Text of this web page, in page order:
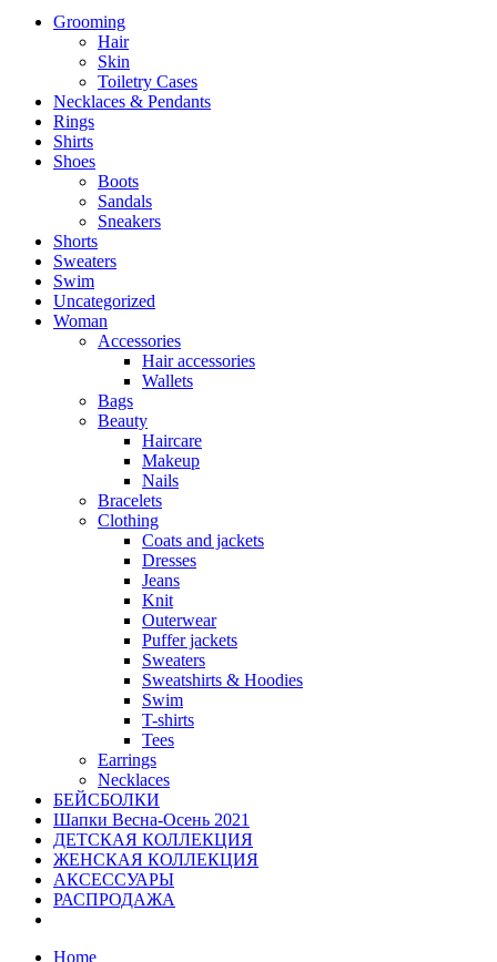
Grooming
Hair
Skin
Toiletry Cases
Necklaces & Pendants
Rings
Shirts
Shoes
Boots
Sandals
Sneakers
Shorts
Sweaters
Swim
Uncategorized
Woman
Accessories
Hair accessories
Wallets
Bags
Beauty
Haircare
Makeup
Nails
Bracelets
Clothing
Coats and jackets
Dresses
Jeans
Knit
Outerwear
Puffer jackets
Sweaters
Sweatshirts & Hoodies
Swim
T-shirts
Tees
Earrings
Necklaces
БЕЙСБОЛКИ
Шапки Весна-Осень 2021
ДЕТСКАЯ КОЛЛЕКЦИЯ
ЖЕНСКАЯ КОЛЛЕКЦИЯ
АКСЕССУАРЫ
РАСПРОДАЖА
Home